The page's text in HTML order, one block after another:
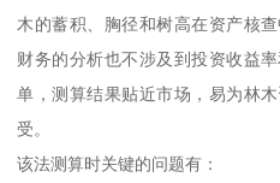
木的蓄积、胸径和树高在资产核
财务的分析也不涉及到投资收益
单，测算结果贴近市场，易为林
受。
该法测算时关键的问题有：